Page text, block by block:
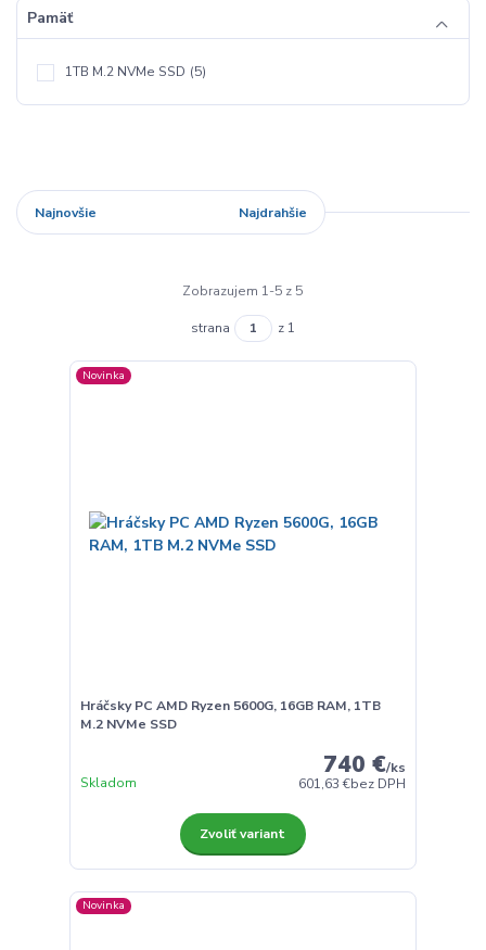
Pamäť
1TB M.2 NVMe SSD (5)
Najnovšie Najdrahšie
Zobrazujem 1-5 z 5
strana z 1
Novinka
Hráčsky PC AMD Ryzen 5600G, 16GB RAM, 1TB
M.2 NVMe SSD
740 €/ks
601,63 €bez DPH
Skladom
Zvoliť variant
Novinka